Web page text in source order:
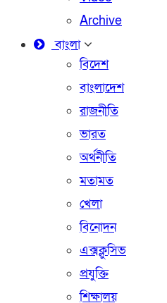
Archive
বাংলা
বিদেশ
বাংলাদেশ
রাজনীতি
ভারত
অর্থনীতি
মতামত
খেলা
বিনোদন
এক্সক্লুসিভ
প্রযুক্তি
শিক্ষালয়